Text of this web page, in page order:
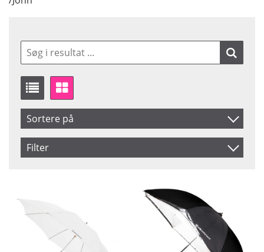
Sortere på
Produkt Nr.
Inkl. Moms
Filter